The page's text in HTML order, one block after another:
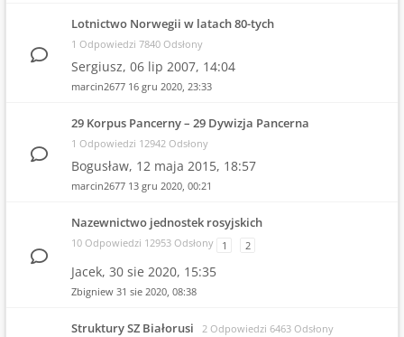
Lotnictwo Norwegii w latach 80-tych
1 Odpowiedzi 7840 Odsłony
Sergiusz, 06 lip 2007, 14:04
marcin2677 16 gru 2020, 23:33
29 Korpus Pancerny – 29 Dywizja Pancerna
1 Odpowiedzi 12942 Odsłony
Bogusław, 12 maja 2015, 18:57
marcin2677 13 gru 2020, 00:21
Nazewnictwo jednostek rosyjskich
10 Odpowiedzi 12953 Odsłony 1 2
Jacek, 30 sie 2020, 15:35
Zbigniew 31 sie 2020, 08:38
Struktury SZ Białorusi 2 Odpowiedzi 6463 Odsłony